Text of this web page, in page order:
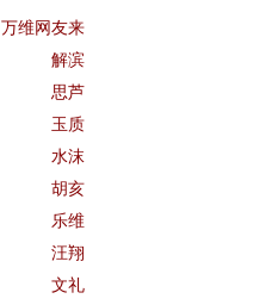
万维网友来
解滨
思芦
玉质
水沫
胡亥
乐维
汪翔
文礼